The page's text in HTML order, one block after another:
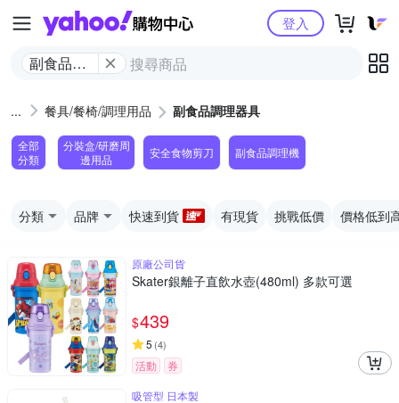
Yahoo購物中心
副食品調
登入
餐具/餐椅/調理用品 副食品調理器具
全部
分類
分裝盒/研磨周
邊用品
安全食物剪刀 副食品調理機
分類 品牌 快速到貨 有現貨 挑戰低價 價格低到
原廠公司貨
Skater銀離子直飲水壺(480ml) 多款可選
$439
5 (4)
活動 券
吸管型 日本製